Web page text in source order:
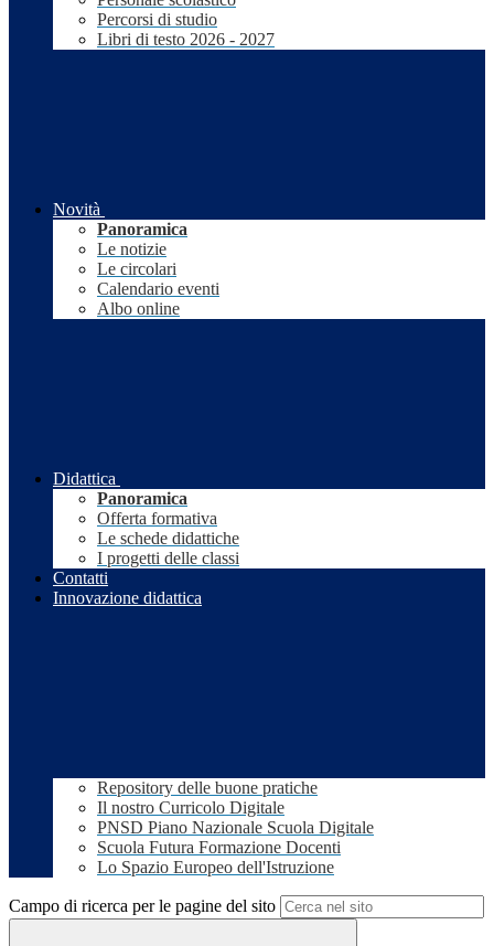
Percorsi di studio
Libri di testo 2026 - 2027
Novità
Panoramica
Le notizie
Le circolari
Calendario eventi
Albo online
Didattica
Panoramica
Offerta formativa
Le schede didattiche
I progetti delle classi
Contatti
Innovazione didattica
Repository delle buone pratiche
Il nostro Curricolo Digitale
PNSD Piano Nazionale Scuola Digitale
Scuola Futura Formazione Docenti
Lo Spazio Europeo dell'Istruzione
Campo di ricerca per le pagine del sito